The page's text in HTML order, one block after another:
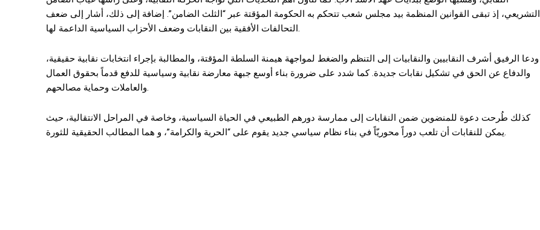
التشريعي، إذ تبقى القوانين المنظمة بيد مجلس شعب تتحكم به الحكومة المؤقتة عبر “الثلث الضامن”. إضافة إلى ذلك، أشار إلى ضعف
التحالفات الأفقية بين النقابات وضعف الأحزاب السياسية الداعمة لها.
ودعا الرفيق أشرف النقابيين والنقابيات إلى التنظم والضغط لمواجهة هيمنة السلطة المؤقتة، والمطالبة بإجراء انتخابات نقابية حقيقية،
والدفاع عن الحق في تشكيل نقابات جديدة. كما شدد على ضرورة بناء أوسع جبهة معارضة نقابية وسياسية للدفع قدماً بحقوق العمال
والعاملات وحماية مصالحهم.
كذلك طُرحت دعوة للمنضوين ضمن النقابات إلى ممارسة دورهم الطبيعي في الحياة السياسية، وخاصة في المراحل الانتقالية، حيث
يمكن للنقابات أن تلعب دوراً محوريّاً في بناء نظام سياسي جديد يقوم على “الحرية والكرامة”، و هما المطالب الحقيقية للثورة.